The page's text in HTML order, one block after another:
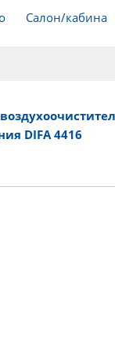
Салон/кабина
DIFA 4416